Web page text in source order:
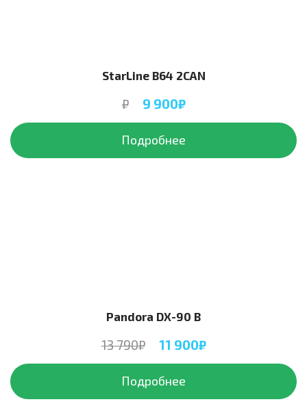
StarLine B64 2CAN
₽ 9 900₽
Подробнее
Pandora DX-90 B
13 790₽ 11 900₽
Подробнее